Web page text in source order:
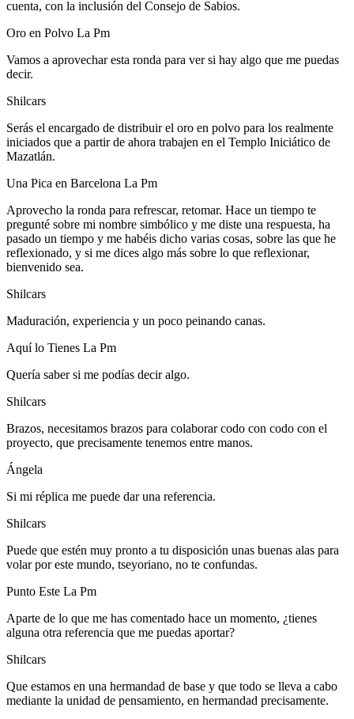
cuenta, con la inclusión del Consejo de Sabios.
Oro en Polvo La Pm
Vamos a aprovechar esta ronda para ver si hay algo que me puedas
decir.
Shilcars
Serás el encargado de distribuir el oro en polvo para los realmente
iniciados que a partir de ahora trabajen en el Templo Iniciático de
Mazatlán.
Una Pica en Barcelona La Pm
Aprovecho la ronda para refrescar, retomar. Hace un tiempo te
pregunté sobre mi nombre simbólico y me diste una respuesta, ha
pasado un tiempo y me habéis dicho varias cosas, sobre las que he
reflexionado, y si me dices algo más sobre lo que reflexionar,
bienvenido sea.
Shilcars
Maduración, experiencia y un poco peinando canas.
Aquí lo Tienes La Pm
Quería saber si me podías decir algo.
Shilcars
Brazos, necesitamos brazos para colaborar codo con codo con el
proyecto, que precisamente tenemos entre manos.
Ángela
Si mi réplica me puede dar una referencia.
Shilcars
Puede que estén muy pronto a tu disposición unas buenas alas para
volar por este mundo, tseyoriano, no te confundas.
Punto Este La Pm
Aparte de lo que me has comentado hace un momento, ¿tienes
alguna otra referencia que me puedas aportar?
Shilcars
Que estamos en una hermandad de base y que todo se lleva a cabo
mediante la unidad de pensamiento, en hermandad precisamente.